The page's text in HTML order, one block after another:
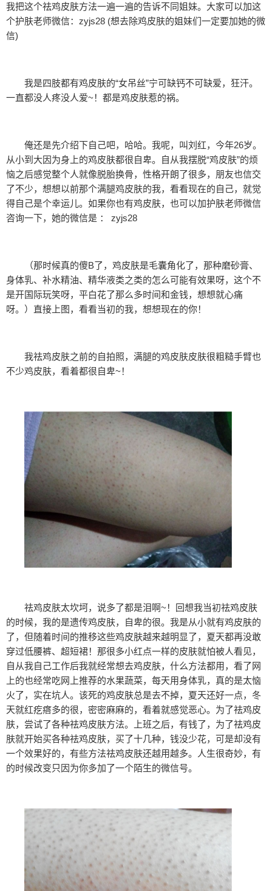
我把这个祛鸡皮肤方法一遍一遍的告诉不同姐妹。大家可以加这
个护肤老师微信：zyjs28 (想去除鸡皮肤的姐妹们一定要加她的微
信)
我是四肢都有鸡皮肤的“女吊丝”宁可缺钙不可缺爱，狂汗。
一直都没人疼没人爱~！都是鸡皮肤惹的祸。
俺还是先介绍下自己吧，哈哈。我呢，叫刘红，今年26岁。
从小到大因为身上的鸡皮肤都很自卑。自从我摆脱“鸡皮肤”的烦
恼之后感觉整个人就像脱胎换骨，性格开朗了很多，朋友也信交
了不少，想想以前那个满腿鸡皮肤的我，看看现在的自己，就觉
得自己是个幸运儿。如果你也有鸡皮肤，也可以加护肤老师微信
咨询一下，她的微信是 ： zyjs28
（那时候真的傻B了，鸡皮肤是毛囊角化了，那种磨砂膏、
身体乳、补水精油、精华液类之类的怎么可能有效果呀，这个不
是开国际玩笑呀，平白花了那么多时间和金钱，想想就心痛
呀。）直接上图，看看当初的我，想想现在的你！
我祛鸡皮肤之前的自拍照，满腿的鸡皮肤皮肤很粗糙手臂也
不少鸡皮肤，看着都很自卑~！
祛鸡皮肤太坎坷，说多了都是泪啊~！回想我当初祛鸡皮肤
的时候，我的是遗传鸡皮肤，自卑的很。我是从小就有鸡皮肤的
了，但随着时间的推移这些鸡皮肤越来越明显了，夏天都再没敢
穿过低腰裤、超短裙！那很多小红点一样的皮肤就怕被人看见，
自从我自己工作后我就经常想去鸡皮肤，什么方法都用，看了网
上的也经常吃网上推荐的水果蔬菜，每天用身体乳，真的是太恼
火了，实在坑人。该死的鸡皮肤总是去不掉，夏天还好一点，冬
天就红疙瘩多的很，密密麻麻的，看着就感觉恶心。为了祛鸡皮
肤，尝试了各种祛鸡皮肤方法。上班之后，有钱了，为了祛鸡皮
肤就开始买各种祛鸡皮肤，买了十几种，钱没少花，可是却没有
一个效果好的，有些方法祛鸡皮肤还越用越多。人生很奇妙，有
的时候改变只因为你多加了一个陌生的微信号。